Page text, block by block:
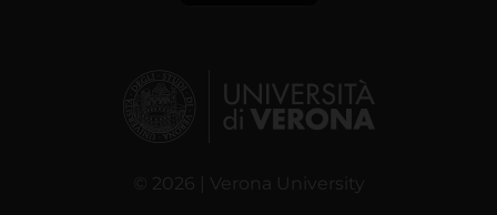
© 2026 | Verona University